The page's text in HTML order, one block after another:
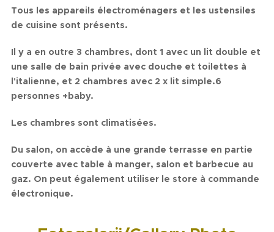
Tous les appareils électroménagers et les ustensiles
de cuisine sont présents.
Il y a en outre 3 chambres, dont 1 avec un lit double et
une salle de bain privée avec douche et toilettes à
l'italienne, et 2 chambres avec 2 x lit simple.6
personnes +baby.
Les chambres sont climatisées.
Du salon, on accède à une grande terrasse en partie
couverte avec table à manger, salon et barbecue au
gaz. On peut également utiliser le store à commande
électronique.